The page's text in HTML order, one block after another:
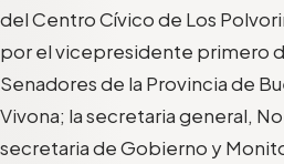
del Centro Cívico de Los
por el vicepresidente primero
Senadores de la Provincia de
Vivona; la secretaria general,
secretaria de Gobierno y